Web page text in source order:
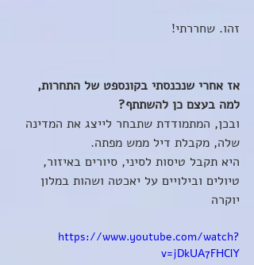
זהו. שחררתי!
אז אחרי שנכנסתי בקונספט של התחרות,
למה בעצם כן להשתתף?
ובכן, המתמודדת שתבחר לייצג את המדינה
שלה, מקבלת דיל ממש מפתה.
היא תקבל טיסות לסיני, סיורים באיזור,
טיולים ובילויים על יאכטה ושהות במלון
יוקרה
https://www.youtube.com/watch?
v=jDkUA7FHClY